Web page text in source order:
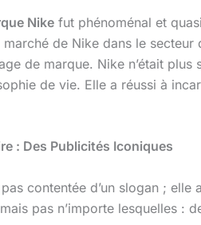
Nike fut phénoménal et
de Nike dans le secteur
de marque. Nike n’était plus
de vie. Elle a réussi à
: Des Publicités Iconiques
pas contentée d’un slogan ;
pas n’importe lesquelles :